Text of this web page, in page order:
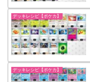
デッキレシピ【ポケカ】
デッキレシピ【ポケカ】